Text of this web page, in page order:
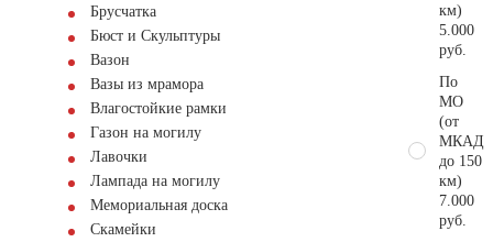
Брусчатка
Бюст и Скульптуры
Вазон
Вазы из мрамора
Влагостойкие рамки
Газон на могилу
Лавочки
Лампада на могилу
Мемориальная доска
Скамейки
км)
5.000
руб.
По
МО
(от
МКАД
до 150
км)
7.000
руб.